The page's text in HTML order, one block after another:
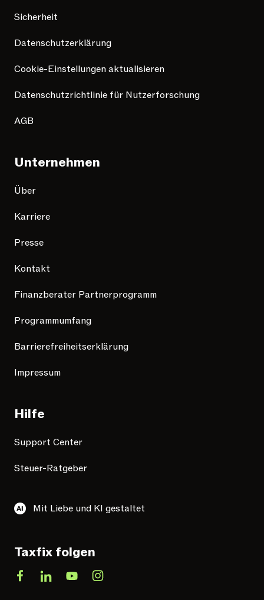
Sicherheit
Datenschutzerklärung
Cookie-Einstellungen aktualisieren
Datenschutzrichtlinie für Nutzerforschung
AGB
Unternehmen
Über
Karriere
Presse
Kontakt
Finanzberater Partnerprogramm
Programmumfang
Barrierefreiheitserklärung
Impressum
Hilfe
Support Center
Steuer-Ratgeber
Mit Liebe und KI gestaltet
Taxfix folgen